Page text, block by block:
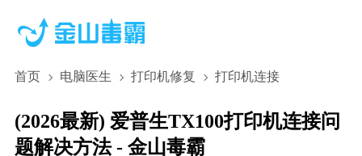
首页 电脑医生 打印机修复 打印机连接
(2026最新) 爱普生TX100打印机连接问
题解决方法 - 金山毒霸